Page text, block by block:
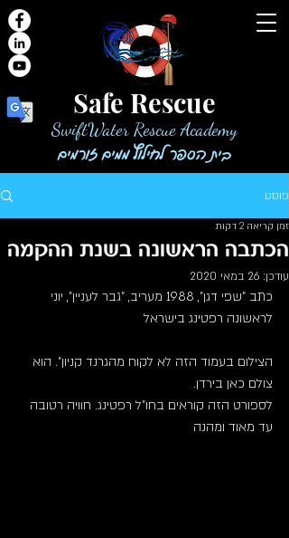
Safe Rescue
SwiftWater Rescue Academy
בית הספר לחילוץ ממים זורמים
פוסט
הכתבה הראשונה בשנת ההקמה
זמן קריאה 2 דקות
עודכן: 26 במאי 2020
כתב "שפי דגן", 1988 מעריב, "גבר לעניין", יוני
לראשונה רפטינג בישראל
הצילום בעמוד הזה לא לקוח מהגרנד קניון". הוא
צולם כאן בירדן.
לספורט הזה קוראים בחו"ל רפטינג. חוויה רטובה
עד מאוד ומהנה